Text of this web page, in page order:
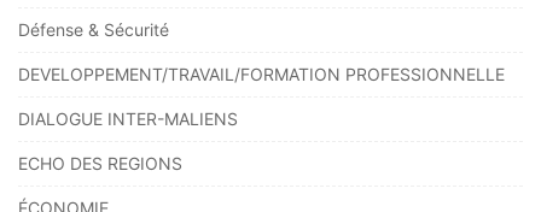
Défense & Sécurité
DEVELOPPEMENT/TRAVAIL/FORMATION PROFESSIONNELLE
DIALOGUE INTER-MALIENS
ECHO DES REGIONS